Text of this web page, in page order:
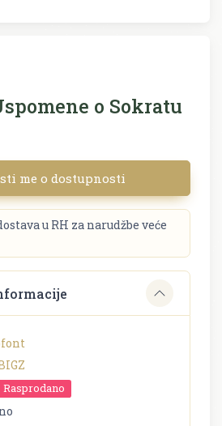
o Sokratu
me o dostupnosti
u RH za narudžbe veće
Rasprodano